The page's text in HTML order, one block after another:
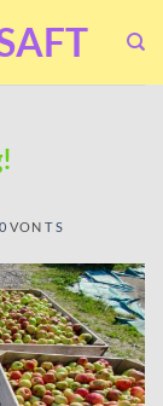
VON T S